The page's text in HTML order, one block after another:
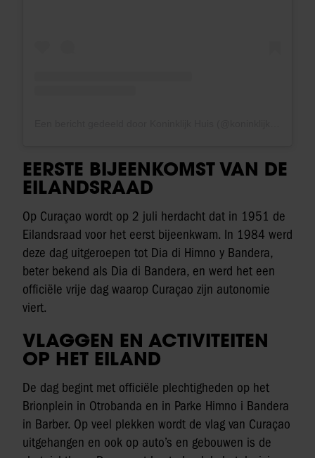
EERSTE BIJEENKOMST VAN DE
EILANDSRAAD
Op Curaçao wordt op 2 juli herdacht dat in 1951 de
Eilandsraad voor het eerst bijeenkwam. In 1984 werd
deze dag uitgeroepen tot Dia di Himno y Bandera,
beter bekend als Dia di Bandera, en werd het een
officiële vrije dag waarop Curaçao zijn autonomie
viert.
VLAGGEN EN ACTIVITEITEN
OP HET EILAND
De dag begint met officiële plechtigheden op het
Brionplein in Otrobanda en in Parke Himno i Bandera
in Barber. Op veel plekken wordt de vlag van Curaçao
uitgehangen en ook op auto’s en gebouwen is de